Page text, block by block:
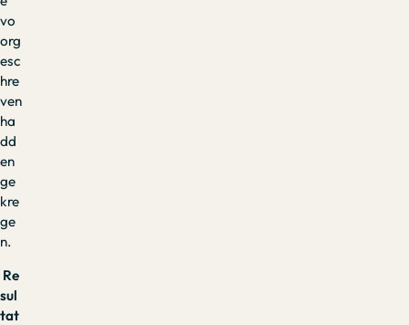
vo
org
esc
hre
ven
ha
dd
en
ge
kre
ge
n.
Re
sul
tat